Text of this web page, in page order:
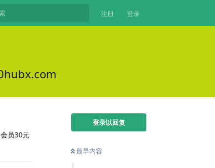
注册 登录
登录以回复
最早内容
员30元